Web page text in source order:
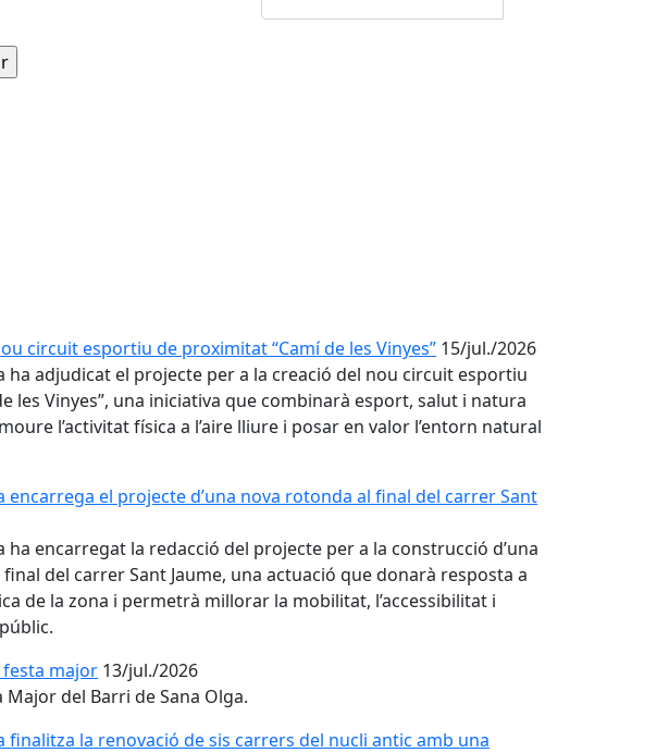
circuit esportiu de proximitat “Camí de les Vinyes” 15/jul./2026
ha adjudicat el projecte per a la creació del nou circuit esportiu
les Vinyes”, una iniciativa que combinarà esport, salut i natura
l’activitat física a l’aire lliure i posar en valor l’entorn natural
encarrega el projecte d’una nova rotonda al final del carrer Sant
ha encarregat la redacció del projecte per a la construcció d’una
del carrer Sant Jaume, una actuació que donarà resposta a
de la zona i permetrà millorar la mobilitat, l’accessibilitat i
festa major 13/jul./2026
Major del Barri de Sana Olga.
finalitza la renovació de sis carrers del nucli antic amb una